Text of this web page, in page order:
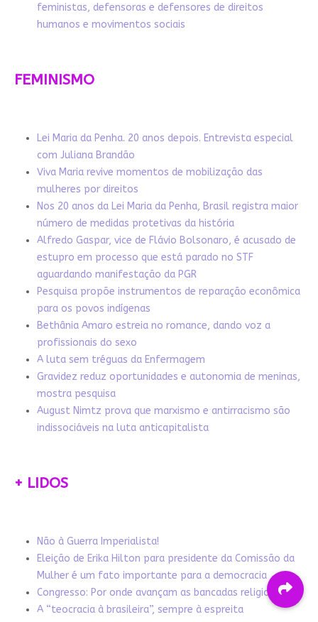
feministas, defensoras e defensores de direitos
humanos e movimentos sociais
FEMINISMO
Lei Maria da Penha. 20 anos depois. Entrevista especial
com Juliana Brandão
Viva Maria revive momentos de mobilização das
mulheres por direitos
Nos 20 anos da Lei Maria da Penha, Brasil registra maior
número de medidas protetivas da história
Alfredo Gaspar, vice de Flávio Bolsonaro, é acusado de
estupro em processo que está parado no STF
aguardando manifestação da PGR
Pesquisa propõe instrumentos de reparação econômica
para os povos indígenas
Bethânia Amaro estreia no romance, dando voz a
profissionais do sexo
A luta sem tréguas da Enfermagem
Gravidez reduz oportunidades e autonomia de meninas,
mostra pesquisa
August Nimtz prova que marxismo e antirracismo são
indissociáveis na luta anticapitalista
+ LIDOS
Não à Guerra Imperialista!
Eleição de Erika Hilton para presidente da Comissão da
Mulher é um fato importante para a democracia
Congresso: Por onde avançam as bancadas religiosas
A “teocracia à brasileira”, sempre à espreita